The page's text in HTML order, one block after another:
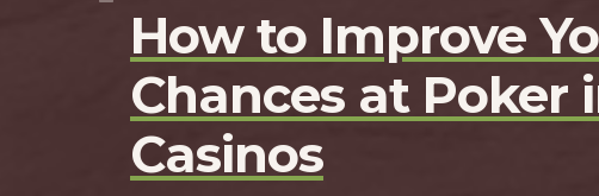
How to Improve
Chances at Poker
Casinos